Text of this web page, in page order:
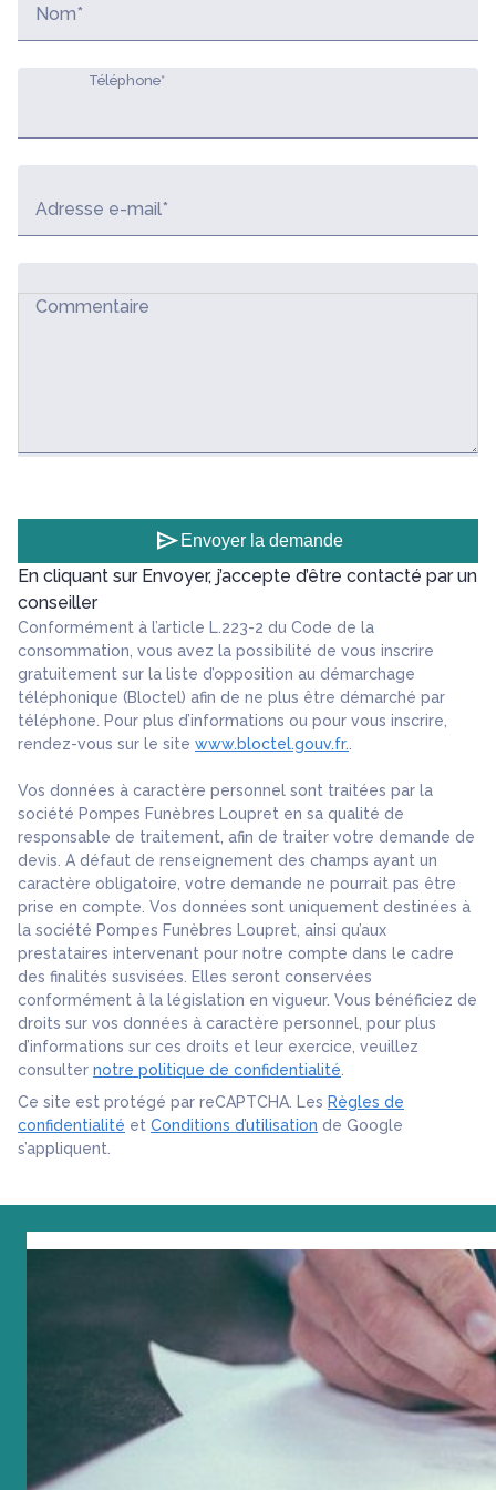
Nom*
Téléphone*
Adresse e-mail*
Commentaire
send Envoyer la demande
En cliquant sur Envoyer, j’accepte d’être contacté par un
conseiller
Conformément à l’article L.223-2 du Code de la
consommation, vous avez la possibilité de vous inscrire
gratuitement sur la liste d’opposition au démarchage
téléphonique (Bloctel) afin de ne plus être démarché par
téléphone. Pour plus d’informations ou pour vous inscrire,
rendez-vous sur le site www.bloctel.gouv.fr.
Vos données à caractère personnel sont traitées par la
société Pompes Funèbres Loupret en sa qualité de
responsable de traitement, afin de traiter votre demande de
devis. A défaut de renseignement des champs ayant un
caractère obligatoire, votre demande ne pourrait pas être
prise en compte. Vos données sont uniquement destinées à
la société Pompes Funèbres Loupret, ainsi qu’aux
prestataires intervenant pour notre compte dans le cadre
des finalités susvisées. Elles seront conservées
conformément à la législation en vigueur. Vous bénéficiez de
droits sur vos données à caractère personnel, pour plus
d’informations sur ces droits et leur exercice, veuillez
consulter notre politique de confidentialité
Ce site est protégé par reCAPTCHA. Les Règles de
confidentialité et Conditions d’utilisation de Google
s’appliquent.